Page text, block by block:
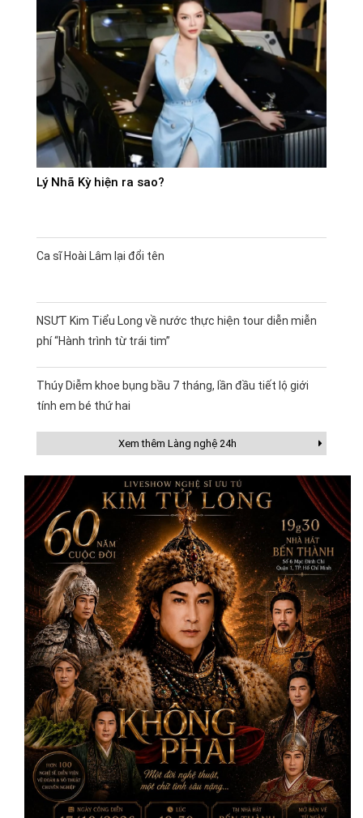
Lý Nhã Kỳ hiện ra sao?
Ca sĩ Hoài Lâm lại đổi tên
NSƯT Kim Tiểu Long về nước thực hiện tour diễn miễn
phí “Hành trình từ trái tim”
Thúy Diễm khoe bụng bầu 7 tháng, lần đầu tiết lộ giới
tính em bé thứ hai
Xem thêm Làng nghệ 24h